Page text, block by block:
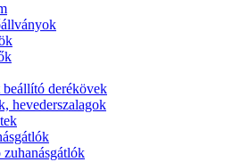
derékövek
hevederszalagok
zuhanásgátlók